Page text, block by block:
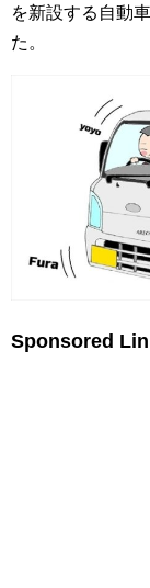
を新設する自動
た。
Sponsored